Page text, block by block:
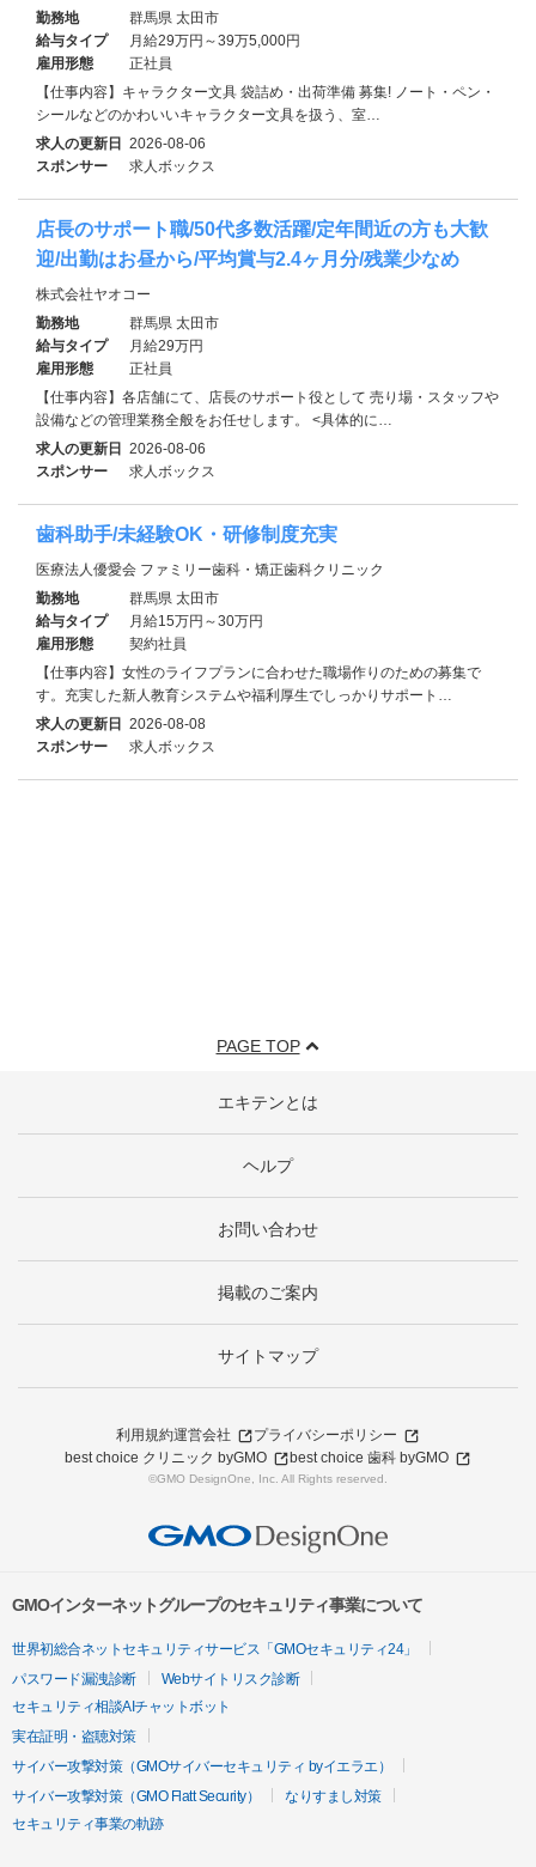
勤務地
群馬県 太田市
給与タイプ
月給29万円～39万5,000円
雇用形態
正社員
【仕事内容】キャラクター文具 袋詰め・出荷準備 募集! ノート・ペン・
シールなどのかわいいキャラクター文具を扱う、室…
求人の更新日 2026-08-06
スポンサー
求人ボックス
店長のサポート職/50代多数活躍/定年間近の方も大歓
迎/出勤はお昼から/平均賞与2.4ヶ月分/残業少なめ
株式会社ヤオコー
勤務地
群馬県 太田市
給与タイプ
月給29万円
雇用形態
正社員
【仕事内容】各店舗にて、店長のサポート役として 売り場・スタッフや
設備などの管理業務全般をお任せします。 <具体的に…
求人の更新日 2026-08-06
スポンサー
求人ボックス
歯科助手/未経験OK・研修制度充実
医療法人優愛会 ファミリー歯科・矯正歯科クリニック
勤務地
群馬県 太田市
給与タイプ
月給15万円～30万円
雇用形態
契約社員
【仕事内容】女性のライフプランに合わせた職場作りのための募集で
す。充実した新人教育システムや福利厚生でしっかりサポート…
求人の更新日 2026-08-08
スポンサー
求人ボックス
PAGE TOP
エキテンとは
ヘルプ
お問い合わせ
掲載のご案内
サイトマップ
利用規約運営会社
プライバシーポリシー
best choice クリニック byGMO
best choice 歯科 byGMO
©GMO DesignOne, Inc. All Rights reserved.
GMOインターネットグループのセキュリティ事業について
世界初総合ネットセキュリティサービス「GMOセキュリティ24」
パスワード漏洩診断
Webサイトリスク診断
セキュリティ相談AIチャットボット
実在証明・盗聴対策
サイバー攻撃対策（GMOサイバーセキュリティ byイエラエ）
サイバー攻撃対策（GMO Flatt Security）
なりすまし対策
セキュリティ事業の軌跡